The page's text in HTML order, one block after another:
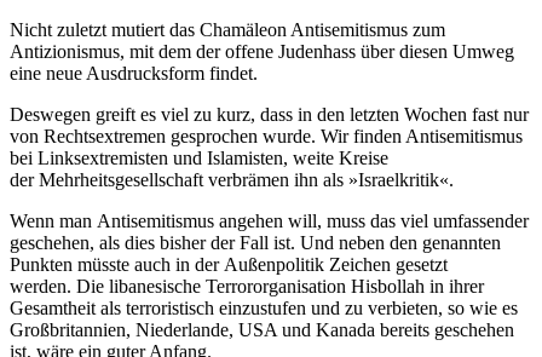
Nicht zuletzt mutiert das Chamäleon Antisemitismus zum
Antizionismus, mit dem der offene Judenhass über diesen Umweg
eine neue Ausdrucksform findet.
Deswegen greift es viel zu kurz, dass in den letzten Wochen fast nur
von Rechtsextremen gesprochen wurde. Wir finden Antisemitismus
bei Linksextremisten und Islamisten, weite Kreise
der Mehrheitsgesellschaft verbrämen ihn als »Israelkritik«.
Wenn man Antisemitismus angehen will, muss das viel umfassender
geschehen, als dies bisher der Fall ist. Und neben den genannten
Punkten müsste auch in der Außenpolitik Zeichen gesetzt
werden. Die libanesische Terrororganisation Hisbollah in ihrer
Gesamtheit als terroristisch einzustufen und zu verbieten, so wie es
Großbritannien, Niederlande, USA und Kanada bereits geschehen
ist, wäre ein guter Anfang.